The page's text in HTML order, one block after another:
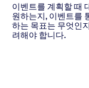
이벤트를 계획할 때
원하는지, 이벤트를
하는 목표는 무엇인
려해야 합니다.